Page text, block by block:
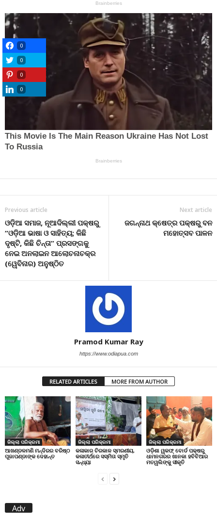
Previous article
ଓଡ଼ିଆ ସମାଜ, ନୂଆଦିଲ୍ଲୀ ପକ୍ଷରୁ
“ଓଡ଼ିଆ ଭାଷା ଓ ସାହିତ୍ୟ; କିଛି
ଦୃଷ୍ଟି, କିଛି ଚିନ୍ତା” ପ୍ରସଙ୍ଗକୁ
ନେଇ ଅନଲାଇନ ଆଲୋଚନାଚକ୍ର
(ୱେବିନାର) ଅନୁଷ୍ଠିତ
Next article
ଜଗନ୍ନାଥ କ୍ଷେତ୍ର ପକ୍ଷରୁ ବନ
ମହୋତ୍ସବ ପାଳନ
Pramod Kumar Ray
https://www.odiapua.com
RELATED ARTICLES MORE FROM AUTHOR
ଜିଲ୍ଲା ପରିକ୍ରମା
ଆଖଣ୍ଡଳମଣି ମନ୍ଦିରର ବରିଷ୍ଠ
ପୂଜାପଣ୍ଡାଙ୍କ ଦେହାନ୍ତ
ଜିଲ୍ଲା ପରିକ୍ରମା
କଳାକାର ଚିରକାଳ ସ୍ମରଣୀୟ,
କଳାତୀର୍ଥରେ ସସ୍ମିତା ସ୍ମୃତି
ସନ୍ଧ୍ୟା
ଜିଲ୍ଲା ପରିକ୍ରମା
ଓଡ଼ିଶା ୱକଫ୍ ବୋର୍ଡ ପକ୍ଷରୁ
ଧାମନଗରର ଖାନକା ହବିବିଆର
ମତୱଲିଙ୍କୁ ସୀକୃତି
Adv
0
0
0
0